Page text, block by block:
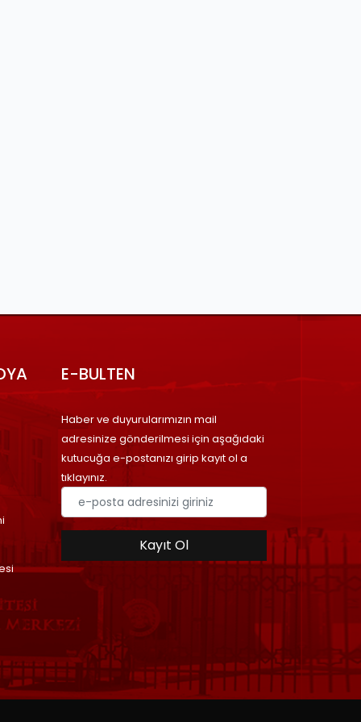
E-BULTEN
Haber ve duyurularımızın mail
adresinize gönderilmesi için aşağıdaki
kutucuğa e-postanızı girip kayıt ol a
tıklayınız.
Kayıt Ol